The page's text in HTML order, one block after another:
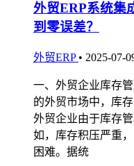
外贸ERP系统集
到零误差？
外贸ERP • 2025-07-
一、外贸企业库存
的外贸市场中，库
外贸企业由于库存
如，库存积压严重
困难。据统